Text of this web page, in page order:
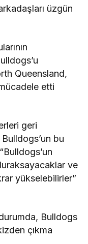
üzgün
Queensland,
etti
geri
bu
ve
yükselebilirler”
durumda, Bulldogs
çıkma